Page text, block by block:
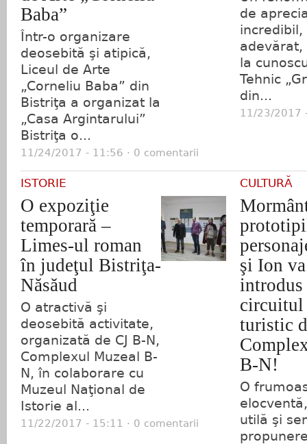
Baba”
Într-o organizare
deosebită şi atipică,
Liceul de Arte
„Corneliu Baba” din
Bistriţa a organizat la
„Casa Argintarului”
Bistriţa o...
11/24/2017 - 11:56 · 0 comentarii
de
incredibil,
adevărat,
la
Tehnic
din...
11/23/2017
ISTORIE
O expoziţie
temporară –
Limes-ul roman
în judeţul Bistriţa-
Năsăud
O atractivă şi
deosebită activitate,
organizată de CJ B-N,
Complexul Muzeal B-
N, în colaborare cu
Muzeul Naţional de
Istorie al...
11/22/2017 - 15:11 · 0 comentarii
CULTURĂ
şi Ion
turistic
B-N!
O
utilă şi